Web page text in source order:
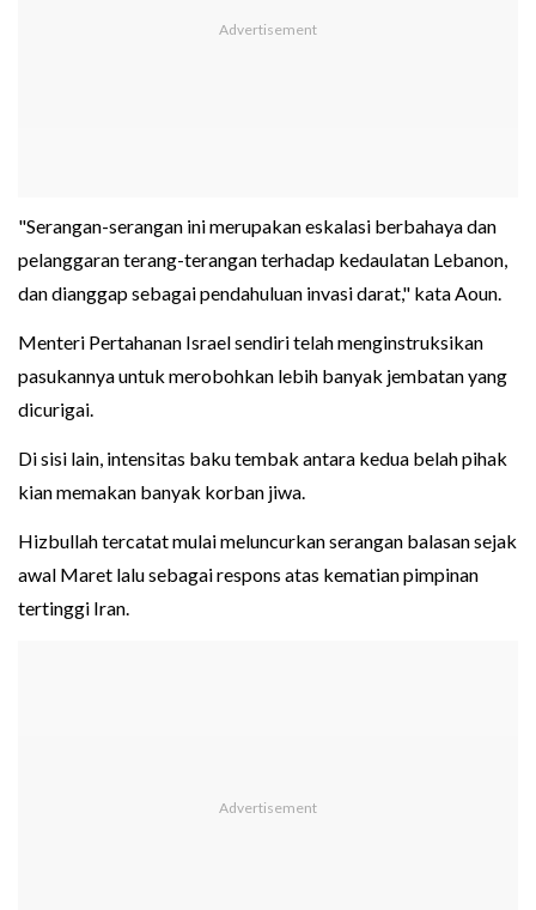
"Serangan-serangan ini merupakan eskalasi berbahaya dan
pelanggaran terang-terangan terhadap kedaulatan Lebanon,
dan dianggap sebagai pendahuluan invasi darat," kata Aoun.
Menteri Pertahanan Israel sendiri telah menginstruksikan
pasukannya untuk merobohkan lebih banyak jembatan yang
dicurigai.
Di sisi lain, intensitas baku tembak antara kedua belah pihak
kian memakan banyak korban jiwa.
Hizbullah tercatat mulai meluncurkan serangan balasan sejak
awal Maret lalu sebagai respons atas kematian pimpinan
tertinggi Iran.